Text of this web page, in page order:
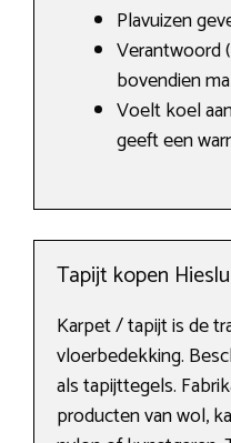
Plavuizen
Verantwoord
bovendien
Voelt koel
geeft een
Tapijt kopen
Karpet / tapijt is de
vloerbedekking.
als tapijttegels.
producten van wol,